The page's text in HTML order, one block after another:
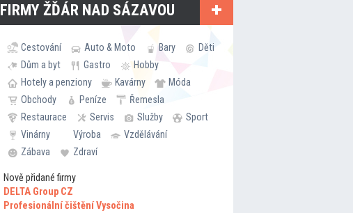
FIRMY ŽĎÁR NAD SÁZAVOU
Cestování Auto & Moto Bary
Děti
Dům a byt
Gastro
Hobby
Hotely a penziony
Kavárny
Móda
Obchody
Peníze
Řemesla
Restaurace
Servis Služby
Sport
Vinárny
Výroba
Vzdělávání
Zábava
Zdraví
Nově přidané firmy
DELTA Group CZ
Profesionální čištění Vysočina